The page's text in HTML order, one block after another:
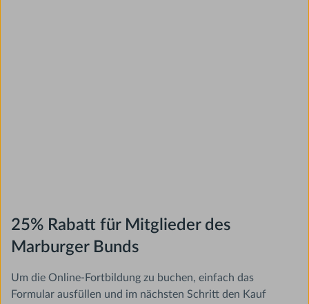
25% Rabatt für Mitglieder des
Marburger Bunds
Um die Online-Fortbildung zu buchen, einfach das
Formular ausfüllen und im nächsten Schritt den Kauf